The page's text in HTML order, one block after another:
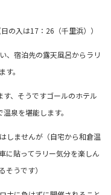
の入は17：26（千里浜））
、宿泊先の露天風呂からラリ
。
、そうですゴールのホテル
泉を堪能します。
しませんが（自宅から和倉温
に貼ってラリー気分を楽しん
うです）